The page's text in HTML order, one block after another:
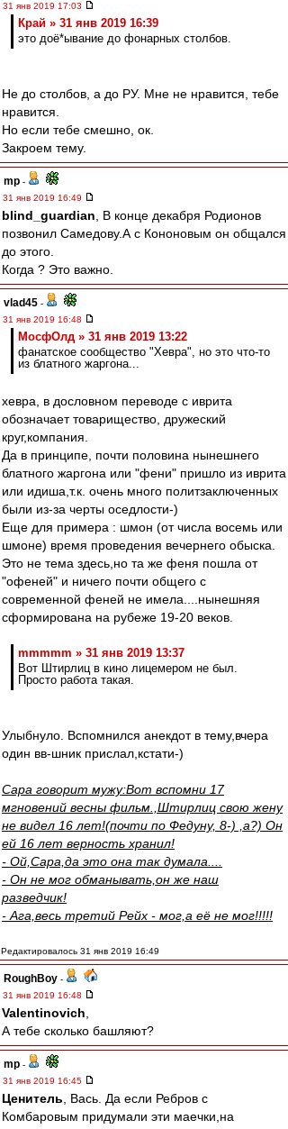
31 янв 2019 17:03
Край » 31 янв 2019 16:39
это доё*ывание до фонарных столбов.
Не до столбов, а до РУ. Мне не нравится, тебе
нравится.
Но если тебе смешно, ок.
Закроем тему.
mp -
31 янв 2019 16:49
blind_guardian , В конце декабря Родионов
позвонил Самедову.А с Кононовым он общался
до этого.
Когда ? Это важно.
vlad45 -
31 янв 2019 16:48
МосфОлд » 31 янв 2019 13:22
фанатское сообщество "Хевра", но это что-то
из блатного жаргона...
хевра, в дословном переводе с иврита
обозначает товарищество, дружеский
круг,компания.
Да в принципе, почти половина нынешнего
блатного жаргона или "фени" пришло из иврита
или идиша,т.к. очень много политзаключенных
были из-за черты оседлости-)
Еще для примера : шмон (от числа восемь или
шмоне) время проведения вечернего обыска.
Это не тема здесь,но та же феня пошла от
"офеней" и ничего почти общего с
современной феней не имела....нынешняя
сформирована на рубеже 19-20 веков.
mmmmm » 31 янв 2019 13:37
Вот Штирлиц в кино лицемером не был.
Просто работа такая.
Улыбнуло. Вспомнился анекдот в тему,вчера
один вв-шник прислал,кстати-)
Сара говорит мужу:Вот вспомни 17
мгновений весны фильм.,Штирлиц свою жену
не видел 16 лет!(почти по Федуну, 8-) ,а?) Он
ей 16 лет верность хранил!
- Ой,Сара,да это она так думала....
- Он не мог обманывать,он же наш
разведчик!
- Ага,весь третий Рейх - мог,а её не мог!!!!!
Редактировалось 31 янв 2019 16:49
RoughBoy -
31 янв 2019 16:48
Valentinovich
А тебе сколько башляют?
mp -
31 янв 2019 16:45
Ценитель , Вась. Да если Ребров с
Комбаровым придумали эти маечки,на